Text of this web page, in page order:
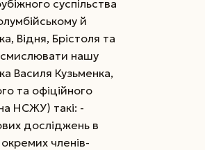
суспільства
й
Відня, Брістоля та
нашу
Василя Кузьменка,
та офіційного
НСЖУ) такі: -
досліджень в
членів-